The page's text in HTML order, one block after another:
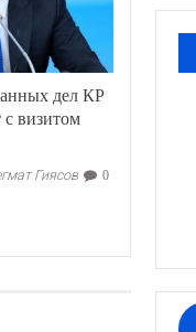
дел КР
с визитом
Гиясов 0